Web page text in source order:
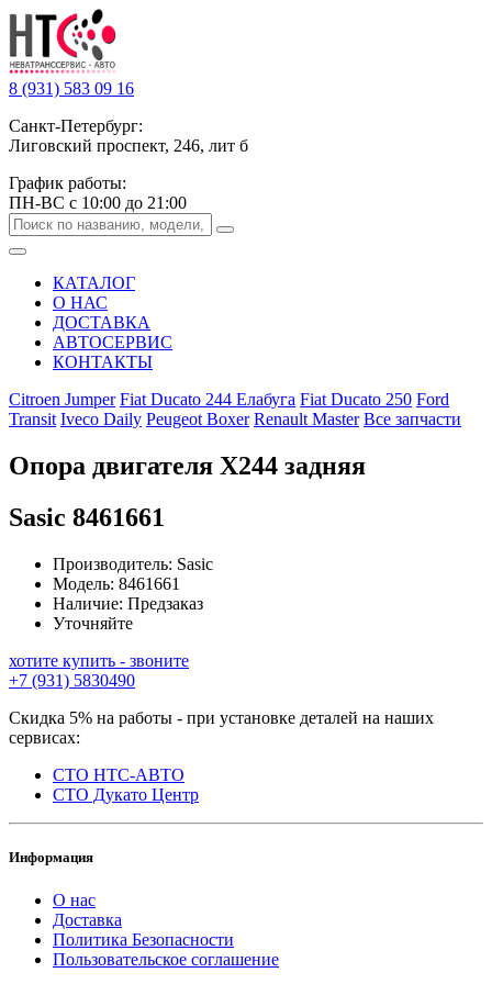
8 (931) 583 09 16
Санкт-Петербург:
Лиговский проспект, 246, лит б
График работы:
ПН-ВС с 10:00 до 21:00
КАТАЛОГ
О НАС
ДОСТАВКА
АВТОСЕРВИС
КОНТАКТЫ
Citroen Jumper Fiat Ducato 244 Елабуга Fiat Ducato 250 Ford
Transit Iveco Daily Peugeot Boxer Renault Master Все запчасти
Опора двигателя Х244 задняя
Sasic 8461661
Производитель: Sasic
Модель: 8461661
Наличие: Предзаказ
Уточняйте
хотите купить - звоните
+7 (931) 5830490
Скидка 5% на работы - при установке деталей на наших
сервисах:
СТО НТС-АВТО
СТО Дукато Центр
Информация
О нас
Доставка
Политика Безопасности
Пользовательское соглашение